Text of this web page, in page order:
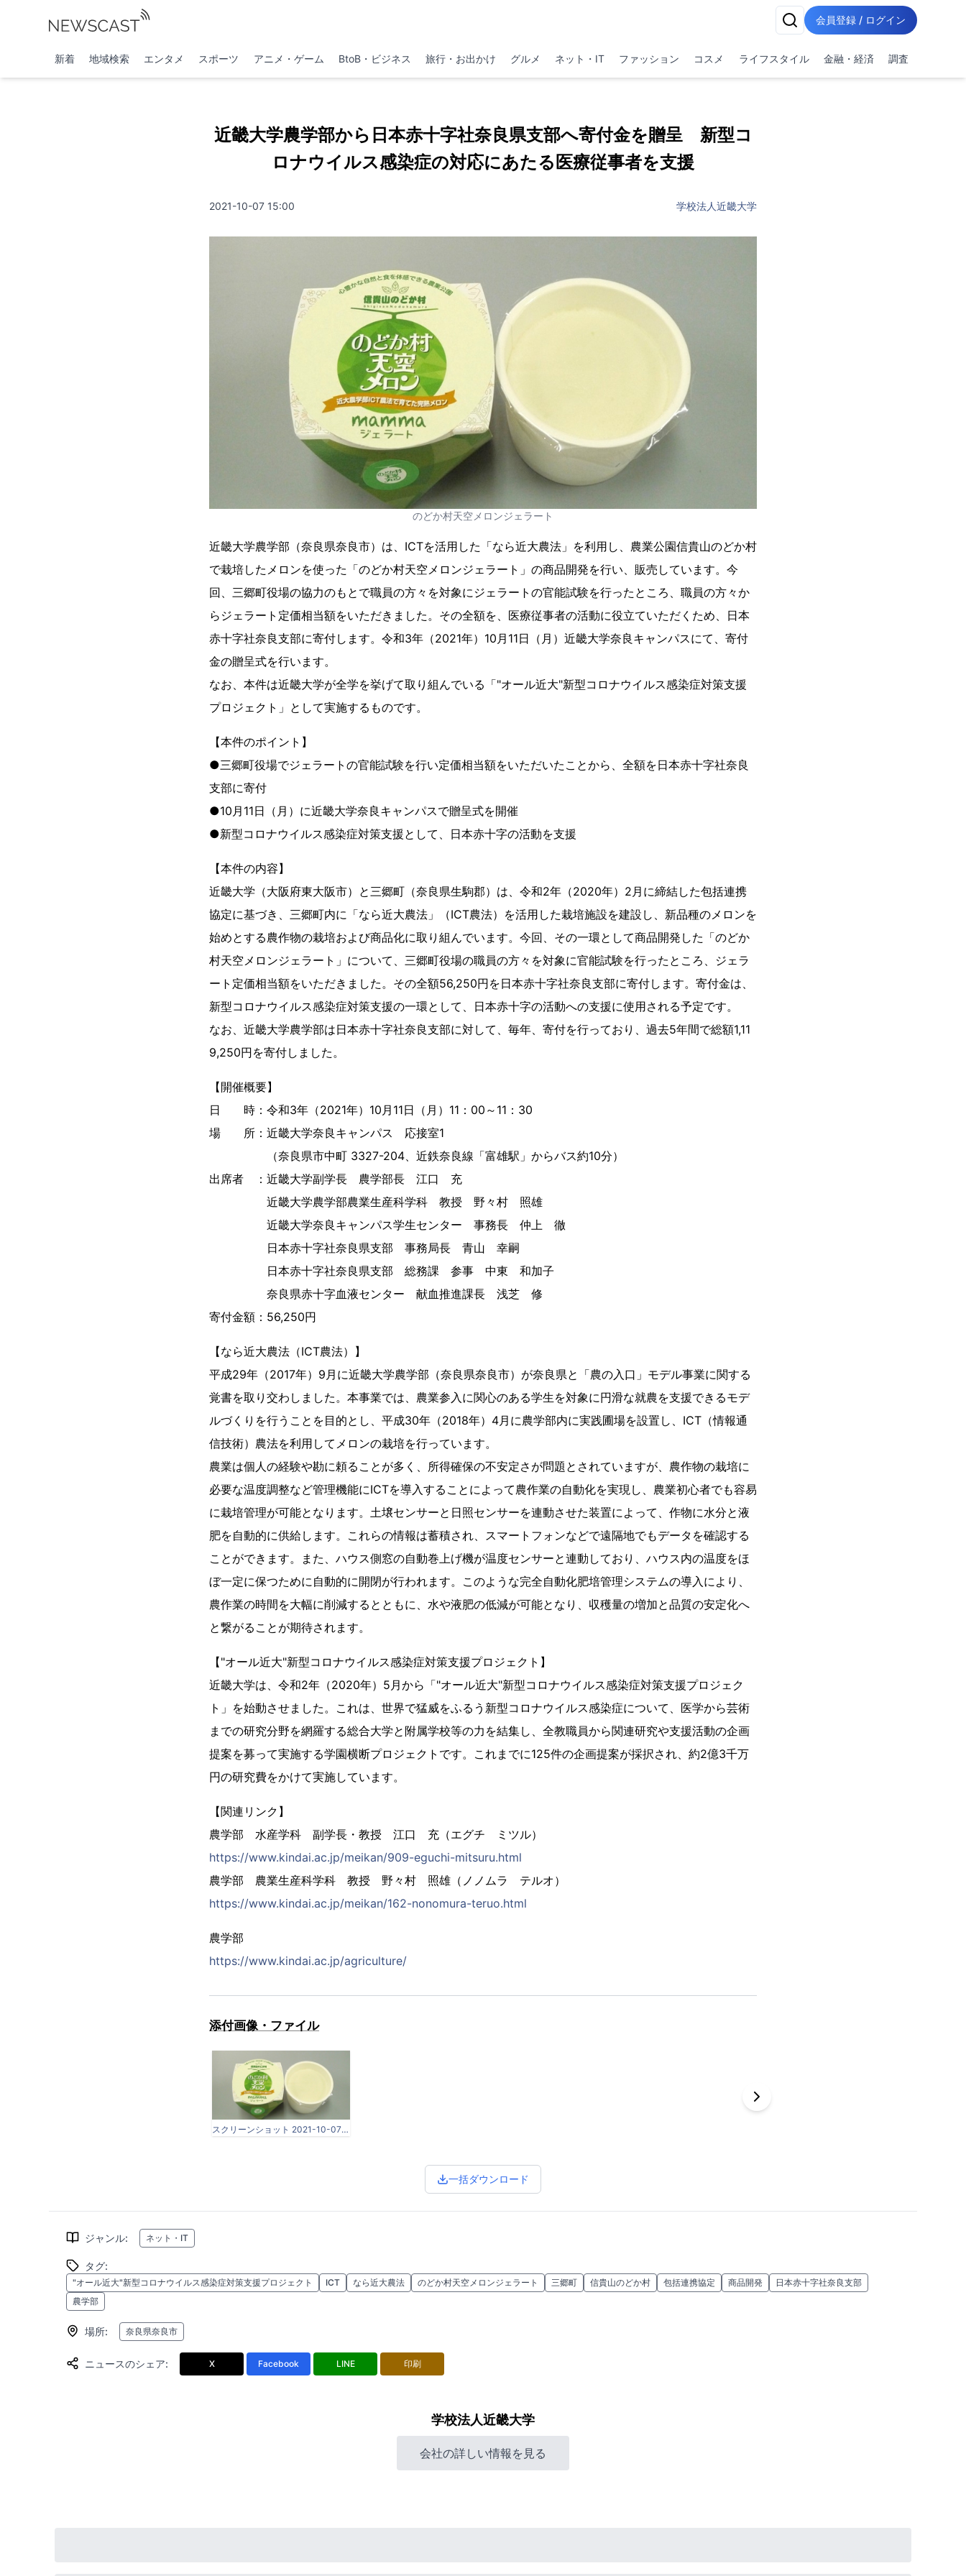
会員登録 / ログイン
新着 地域検索 エンタメ スポーツ アニメ・ゲーム BtoB・ビジネス 旅行・お出かけ グルメ ネット・IT ファッション コスメ ライフスタイル 金融・経済 調査
近畿大学農学部から日本赤十字社奈良県支部へ寄付金を贈呈 新型コ
ロナウイルス感染症の対応にあたる医療従事者を支援
2021-10-07 15:00 学校法人近畿大学
のどか村天空メロンジェラート
近畿大学農学部（奈良県奈良市）は、ICTを活用した「なら近大農法」を利用し、農業公園信貴山のどか村
で栽培したメロンを使った「のどか村天空メロンジェラート」の商品開発を行い、販売しています。今
回、三郷町役場の協力のもとで職員の方々を対象にジェラートの官能試験を行ったところ、職員の方々か
らジェラート定価相当額をいただきました。その全額を、医療従事者の活動に役立ていただくため、日本
赤十字社奈良支部に寄付します。令和3年（2021年）10月11日（月）近畿大学奈良キャンパスにて、寄付
金の贈呈式を行います。
なお、本件は近畿大学が全学を挙げて取り組んでいる「"オール近大"新型コロナウイルス感染症対策支援
プロジェクト」として実施するものです。
【本件のポイント】
●三郷町役場でジェラートの官能試験を行い定価相当額をいただいたことから、全額を日本赤十字社奈良
支部に寄付
●10月11日（月）に近畿大学奈良キャンパスで贈呈式を開催
●新型コロナウイルス感染症対策支援として、日本赤十字の活動を支援
【本件の内容】
近畿大学（大阪府東大阪市）と三郷町（奈良県生駒郡）は、令和2年（2020年）2月に締結した包括連携
協定に基づき、三郷町内に「なら近大農法」（ICT農法）を活用した栽培施設を建設し、新品種のメロンを
始めとする農作物の栽培および商品化に取り組んでいます。今回、その一環として商品開発した「のどか
村天空メロンジェラート」について、三郷町役場の職員の方々を対象に官能試験を行ったところ、ジェラ
ート定価相当額をいただきました。その全額56,250円を日本赤十字社奈良支部に寄付します。寄付金は、
新型コロナウイルス感染症対策支援の一環として、日本赤十字の活動への支援に使用される予定です。
なお、近畿大学農学部は日本赤十字社奈良支部に対して、毎年、寄付を行っており、過去5年間で総額1,11
9,250円を寄付しました。
【開催概要】
日 時：令和3年（2021年）10月11日（月）11：00～11：30
場 所：近畿大学奈良キャンパス 応接室1
（奈良県市中町 3327-204、近鉄奈良線「富雄駅」からバス約10分）
出席者 ：近畿大学副学長 農学部長 江口 充
近畿大学農学部農業生産科学科 教授 野々村 照雄
近畿大学奈良キャンパス学生センター 事務長 仲上 徹
日本赤十字社奈良県支部 事務局長 青山 幸嗣
日本赤十字社奈良県支部 総務課 参事 中東 和加子
奈良県赤十字血液センター 献血推進課長 浅芝 修
寄付金額：56,250円
【なら近大農法（ICT農法）】
平成29年（2017年）9月に近畿大学農学部（奈良県奈良市）が奈良県と「農の入口」モデル事業に関する
覚書を取り交わしました。本事業では、農業参入に関心のある学生を対象に円滑な就農を支援できるモデ
ルづくりを行うことを目的とし、平成30年（2018年）4月に農学部内に実践圃場を設置し、ICT（情報通
信技術）農法を利用してメロンの栽培を行っています。
農業は個人の経験や勘に頼ることが多く、所得確保の不安定さが問題とされていますが、農作物の栽培に
必要な温度調整など管理機能にICTを導入することによって農作業の自動化を実現し、農業初心者でも容易
に栽培管理が可能となります。土壌センサーと日照センサーを連動させた装置によって、作物に水分と液
肥を自動的に供給します。これらの情報は蓄積され、スマートフォンなどで遠隔地でもデータを確認する
ことができます。また、ハウス側窓の自動巻上げ機が温度センサーと連動しており、ハウス内の温度をほ
ぼ一定に保つために自動的に開閉が行われます。このような完全自動化肥培管理システムの導入により、
農作業の時間を大幅に削減するとともに、水や液肥の低減が可能となり、収穫量の増加と品質の安定化へ
と繋がることが期待されます。
【"オール近大"新型コロナウイルス感染症対策支援プロジェクト】
近畿大学は、令和2年（2020年）5月から「"オール近大"新型コロナウイルス感染症対策支援プロジェク
ト」を始動させました。これは、世界で猛威をふるう新型コロナウイルス感染症について、医学から芸術
までの研究分野を網羅する総合大学と附属学校等の力を結集し、全教職員から関連研究や支援活動の企画
提案を募って実施する学園横断プロジェクトです。これまでに125件の企画提案が採択され、約2億3千万
円の研究費をかけて実施しています。
【関連リンク】
農学部 水産学科 副学長・教授 江口 充（エグチ ミツル）
https://www.kindai.ac.jp/meikan/909-eguchi-mitsuru.html
農学部 農業生産科学科 教授 野々村 照雄（ノノムラ テルオ）
https://www.kindai.ac.jp/meikan/162-nonomura-teruo.html
農学部
https://www.kindai.ac.jp/agriculture/
添付画像・ファイル
スクリーンショット 2021-10-07 151242.jpg
一括ダウンロード
ジャンル: ネット・IT
タグ:
"オール近大"新型コロナウイルス感染症対策支援プロジェクト ICT なら近大農法 のどか村天空メロンジェラート 三郷町 信貴山のどか村 包括連携協定 商品開発
日本赤十字社奈良支部
農学部
場所: 奈良県奈良市
ニュースのシェア: X Facebook LINE 印刷
学校法人近畿大学
会社の詳しい情報を見る